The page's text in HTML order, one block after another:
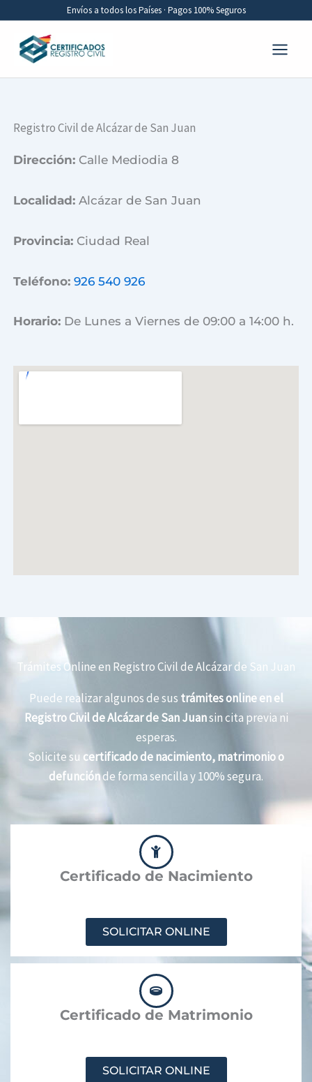
contenido
Envíos a todos los Países · Pagos 100% Seguros
Registro Civil de Alcázar de San Juan
Dirección: Calle Mediodia 8
Localidad:Alcázar de San Juan
Provincia: Ciudad Real
Teléfono: 926 540 926
Horario: De Lunes a Viernes de 09:00 a 14:00 h.
Trámites Online en Registro Civil de Alcázar de San Juan
Puede realizar algunos de sus trámites online en el
Registro Civil de Alcázar de San Juansin cita previa ni
esperas.
Solicite su certificado de nacimiento, matrimonio o
defunciónde forma sencilla y 100% segura.
Certificado de Nacimiento
SOLICITAR ONLINE
Certificado de Matrimonio
SOLICITAR ONLINE